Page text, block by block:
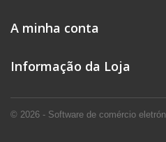
© 2026 - Software de comércio
A minha conta
Informação da Loja